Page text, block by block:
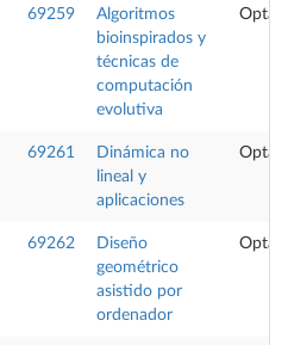
69259
Algoritmos
bioinspirados y
técnicas de
computación
evolutiva
69261
Dinámica no
lineal y
aplicaciones
69262
Diseño
geométrico
asistido por
ordenador